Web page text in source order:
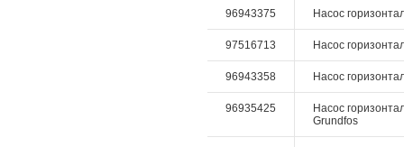
96943375 Насос
97516713 Насос
96943358 Насос
96935425
Насос
Grundfos